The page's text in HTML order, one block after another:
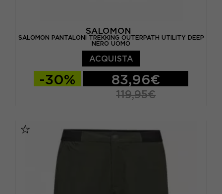
SALOMON
SALOMON PANTALONI TREKKING OUTERPATH UTILITY DEEP
NERO UOMO
ACQUISTA
-30% 83,96€
119,95€